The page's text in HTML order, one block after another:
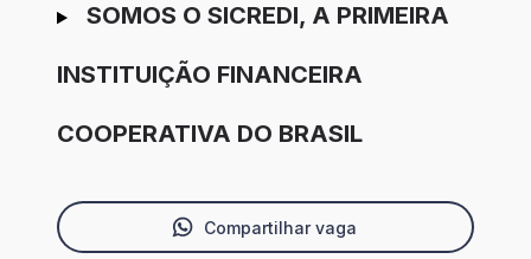
SOMOS O SICREDI, A PRIMEIRA
INSTITUIÇÃO FINANCEIRA
COOPERATIVA DO BRASIL
Compartilhar vaga